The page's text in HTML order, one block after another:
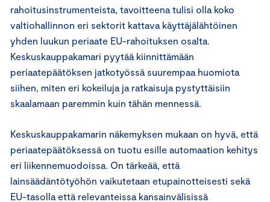
rahoitusinstrumenteista, tavoitteena tulisi olla koko
valtiohallinnon eri sektorit kattava käyttäjälähtöinen
yhden luukun periaate EU-rahoituksen osalta.
Keskuskauppakamari pyytää kiinnittämään
periaatepäätöksen jatkotyössä suurempaa huomiota
siihen, miten eri kokeiluja ja ratkaisuja pystyttäisiin
skaalamaan paremmin kuin tähän mennessä.
Keskuskauppakamarin näkemyksen mukaan on hyvä, että
periaatepäätöksessä on tuotu esille automaation kehitys
eri liikennemuodoissa. On tärkeää, että
lainsäädäntötyöhön vaikutetaan etupainotteisesti sekä
EU-tasolla että relevanteissa kansainvälisissä